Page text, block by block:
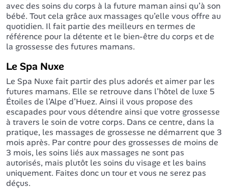
avec des soins du corps à la future maman ainsi qu’à son
bébé. Tout cela grâce aux massages qu’elle vous offre au
quotidien. Il fait partie des meilleurs en termes de
référence pour la détente et le bien-être du corps et de
la grossesse des futures mamans.
Le Spa Nuxe
Le Spa Nuxe fait partir des plus adorés et aimer par les
futures mamans. Elle se retrouve dans l’hôtel de luxe 5
Étoiles de l’Alpe d’Huez. Ainsi il vous propose des
escapades pour vous détendre ainsi que votre grossesse
à travers le soin de votre corps. Dans ce centre, dans la
pratique, les massages de grossesse ne démarrent que 3
mois après. Par contre pour des grossesses de moins de
3 mois, les soins liés aux massages ne sont pas
autorisés, mais plutôt les soins du visage et les bains
uniquement. Faites donc un tour et vous ne serez pas
déçus.